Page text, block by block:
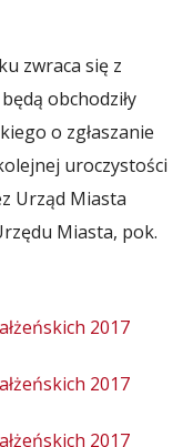
zwraca się z
obchodziły
o zgłaszanie
uroczystości
Urząd Miasta
Miasta, pok.